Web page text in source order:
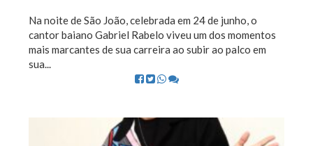
Na noite de São João, celebrada em 24 de junho, o
cantor baiano Gabriel Rabelo viveu um dos momentos
mais marcantes de sua carreira ao subir ao palco em
sua...